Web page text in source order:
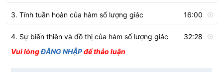
3. Tính tuần hoàn của hàm số lượng giác 16:00
4. Sự biến thiên và đồ thị của hàm số lượng giác
32:28
Vui lòngĐĂNG NHẬPđể thảo luận